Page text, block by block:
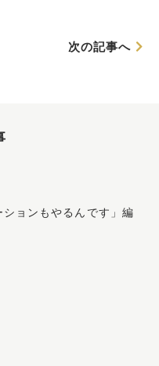
次の記事へ
ョンもやるんです」編